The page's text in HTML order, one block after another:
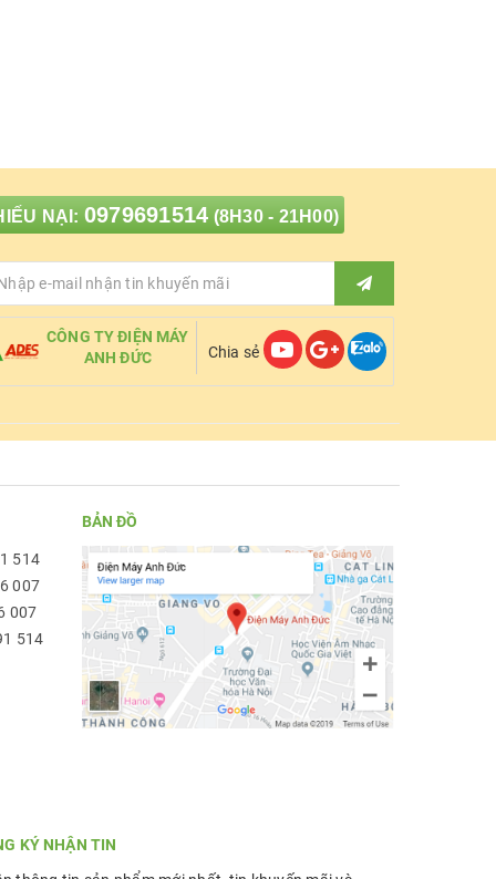
NẠI: 0979691514 (8H30 - 21H00)
CÔNG TY ĐIỆN MÁY
ANH ĐỨC
Chia sẻ
514
007
007
514
BẢN ĐỒ
KÝ NHẬN TIN